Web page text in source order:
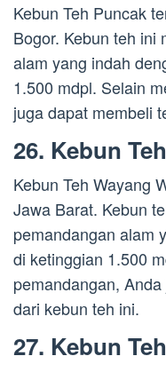
Kebun Teh Puncak
Bogor. Kebun teh ini
alam yang indah
1.500 mdpl. Selain
juga dapat membeli
26. Kebun
Kebun Teh Wayang
Jawa Barat. Kebun
pemandangan alam
di ketinggian 1.500
pemandangan,
dari kebun teh ini.
27. Kebun